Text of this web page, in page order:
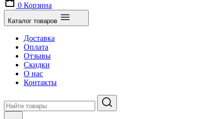
0 Корзина
Каталог товаров
Доставка
Оплата
Отзывы
Скидки
О нас
Контакты